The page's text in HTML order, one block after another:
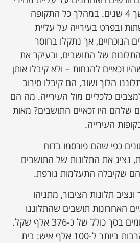
הארנונה בהדרגה למשך 4 שנים. במהלך כל התקופה
ובפרט בעירייה על עליית
הנוכחיים, אך נתקלו בחוסר
של התושבים, ובעיקר את
זכאיים להנחות – ולא קיבלו אותן
הלוך ושוב, הם קיבלו סירוב
כלכליים מול העירייה. מה הם
שלהם היו זכאיים התושבים? מאות
העירייה.
כפי שהם פורסמו בדוח
נציג את התלונות של התושבים
שקיבלה התעלמות גורפת.
תלונות הציבור, מתניהו
האחרונות תושבים שהתלוננו
ונמצאו זכאים קיבלו סכומים בסך כולל של כ-376 אלף שקל.
העיריות ‏עם התלונות הרבות ביותר ל-100 אלף איש: בית